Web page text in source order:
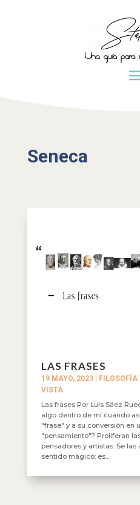
Seneca
LAS FRASES
19 MAYO, 2023| FILOSOFÍA
VISTA
Las frases Por Luis Sáez
algo dentro de mí cuando
"frase" y a su conversión en
"pensamiento"? Proliferan
pensadores y artistas. Se
sentido mágico: es...